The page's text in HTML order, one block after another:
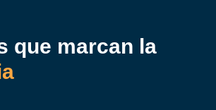
que marcan la